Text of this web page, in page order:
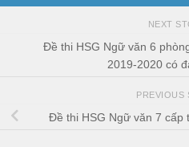
NEXT
Đề thi HSG Ngữ văn 6
2019-2020 có
PREVIOUS
Đề thi HSG Ngữ văn 7 cấp